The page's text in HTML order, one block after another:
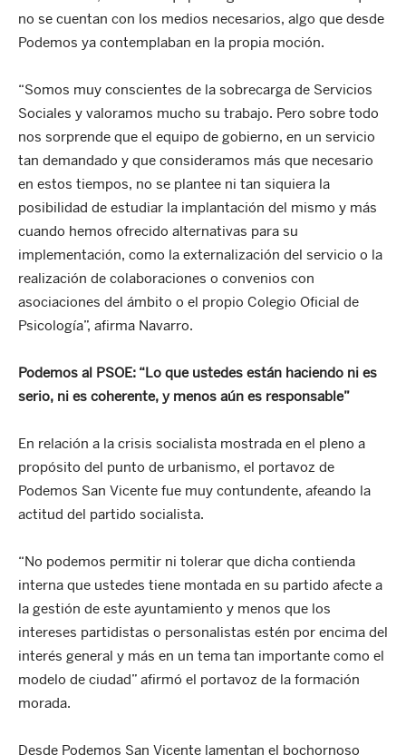
no se cuentan con los medios necesarios, algo que desde
Podemos ya contemplaban en la propia moción.
“Somos muy conscientes de la sobrecarga de Servicios
Sociales y valoramos mucho su trabajo. Pero sobre todo
nos sorprende que el equipo de gobierno, en un servicio
tan demandado y que consideramos más que necesario
en estos tiempos, no se plantee ni tan siquiera la
posibilidad de estudiar la implantación del mismo y más
cuando hemos ofrecido alternativas para su
implementación, como la externalización del servicio o la
realización de colaboraciones o convenios con
asociaciones del ámbito o el propio Colegio Oficial de
Psicología”, afirma Navarro.
Podemos al PSOE: “Lo que ustedes están haciendo ni es
serio, ni es coherente, y menos aún es responsable”
En relación a la crisis socialista mostrada en el pleno a
propósito del punto de urbanismo, el portavoz de
Podemos San Vicente fue muy contundente, afeando la
actitud del partido socialista.
“No podemos permitir ni tolerar que dicha contienda
interna que ustedes tiene montada en su partido afecte a
la gestión de este ayuntamiento y menos que los
intereses partidistas o personalistas estén por encima del
interés general y más en un tema tan importante como el
modelo de ciudad” afirmó el portavoz de la formación
morada.
Desde Podemos San Vicente lamentan el bochornoso